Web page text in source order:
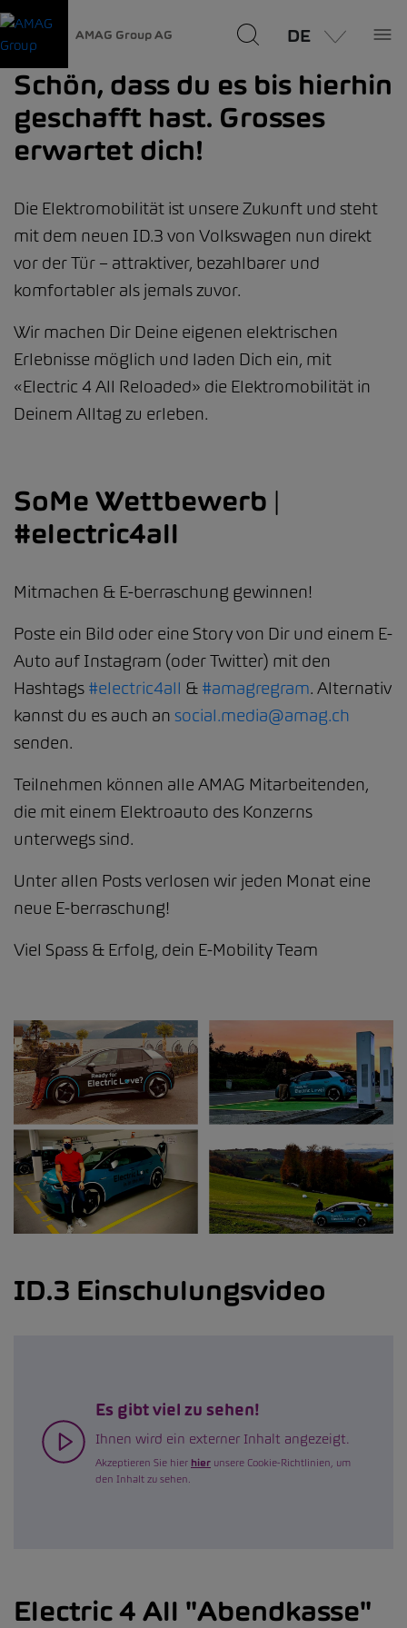
AMAG Group AG DE
Schön, dass du es bis hierhin
geschafft hast. Grosses
erwartet dich!
Die Elektromobilität ist unsere Zukunft und steht
mit dem neuen ID.3 von Volkswagen nun direkt
vor der Tür – attraktiver, bezahlbarer und
komfortabler als jemals zuvor.
Wir machen Dir Deine eigenen elektrischen
Erlebnisse möglich und laden Dich ein, mit
«Electric 4 All Reloaded» die Elektromobilität in
Deinem Alltag zu erleben.
SoMe Wettbewerb |
#electric4all
Mitmachen & E-berraschung gewinnen!
Poste ein Bild oder eine Story von Dir und einem E-
Auto auf Instagram (oder Twitter) mit den
Hashtags #electric4all & #amagregram. Alternativ
kannst du es auch an social.media@amag.ch
senden.
Teilnehmen können alle AMAG Mitarbeitenden,
die mit einem Elektroauto des Konzerns
unterwegs sind.
Unter allen Posts verlosen wir jeden Monat eine
neue E-berraschung!
Viel Spass & Erfolg, dein E-Mobility Team
ID.3 Einschulungsvideo
Es gibt viel zu sehen!
Ihnen wird ein externer Inhalt angezeigt.
Akzeptieren Sie hier hier unsere Cookie-Richtlinien, um
den Inhalt zu sehen.
Electric 4 All "Abendkasse"